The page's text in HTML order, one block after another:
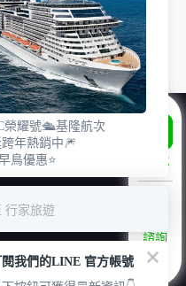
統計數據
料。
入使用我
當您註冊
點選資料
會也無
些廣告廠
資料或
LINE
諮詢
專線
耀號🛳️基隆航次
年熱銷中🎆
鳥優惠⭐
行家旅遊
我們的LINE 官方帳號